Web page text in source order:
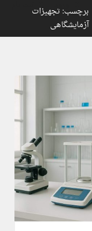
ورود
برچسب: تجهیزات
آزمایشگاهی